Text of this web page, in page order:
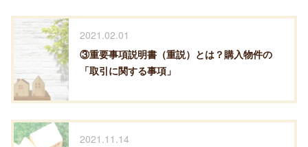
2021.02.01
③重要事項説明書（重説）とは？購入物件の
「取引に関する事項」
2021.11.14